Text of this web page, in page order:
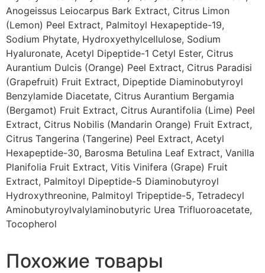
Anogeissus Leiocarpus Bark Extract, Citrus Limon
(Lemon) Peel Extract, Palmitoyl Hexapeptide-19,
Sodium Phytate, Hydroxyethylcellulose, Sodium
Hyaluronate, Acetyl Dipeptide-1 Cetyl Ester, Citrus
Aurantium Dulcis (Orange) Peel Extract, Citrus Paradisi
(Grapefruit) Fruit Extract, Dipeptide Diaminobutyroyl
Benzylamide Diacetate, Citrus Aurantium Bergamia
(Bergamot) Fruit Extract, Citrus Aurantifolia (Lime) Peel
Extract, Citrus Nobilis (Mandarin Orange) Fruit Extract,
Citrus Tangerina (Tangerine) Peel Extract, Acetyl
Hexapeptide-30, Barosma Betulina Leaf Extract, Vanilla
Planifolia Fruit Extract, Vitis Vinifera (Grape) Fruit
Extract, Palmitoyl Dipeptide-5 Diaminobutyroyl
Hydroxythreonine, Palmitoyl Tripeptide-5, Tetradecyl
Aminobutyroylvalylaminobutyric Urea Trifluoroacetate,
Tocopherol
Похожие товары